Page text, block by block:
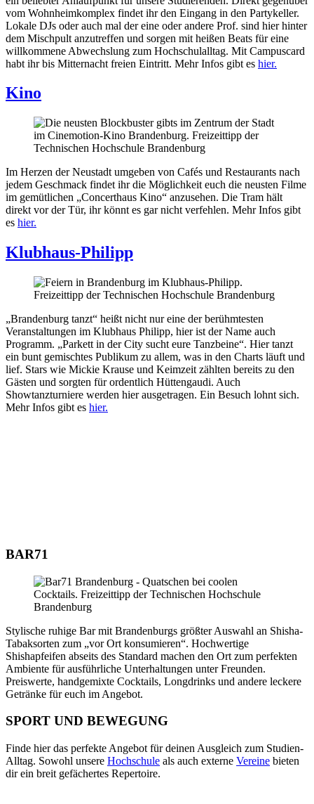
vom Wohnheimkomplex findet ihr den Eingang in den Partykeller.
Lokale DJs oder auch mal der eine oder andere Prof. sind hier hinter
dem Mischpult anzutreffen und sorgen mit heißen Beats für eine
willkommene Abwechslung zum Hochschulalltag. Mit Campuscard
habt ihr bis Mitternacht freien Eintritt. Mehr Infos gibt es hier.
Kino
Im Herzen der Neustadt umgeben von Cafés und Restaurants nach
jedem Geschmack findet ihr die Möglichkeit euch die neusten Filme
im gemütlichen „Concerthaus Kino“ anzusehen. Die Tram hält
direkt vor der Tür, ihr könnt es gar nicht verfehlen. Mehr Infos gibt
es hier.
Klubhaus-Philipp
„Brandenburg tanzt“ heißt nicht nur eine der berühmtesten
Veranstaltungen im Klubhaus Philipp, hier ist der Name auch
Programm. „Parkett in der City sucht eure Tanzbeine“. Hier tanzt
ein bunt gemischtes Publikum zu allem, was in den Charts läuft und
lief. Stars wie Mickie Krause und Keimzeit zählten bereits zu den
Gästen und sorgten für ordentlich Hüttengaudi. Auch
Showtanzturniere werden hier ausgetragen. Ein Besuch lohnt sich.
Mehr Infos gibt es hier.
BAR71
Stylische ruhige Bar mit Brandenburgs größter Auswahl an Shisha-
Tabaksorten zum „vor Ort konsumieren“. Hochwertige
Shishapfeifen abseits des Standard machen den Ort zum perfekten
Ambiente für ausführliche Unterhaltungen unter Freunden.
Preiswerte, handgemixte Cocktails, Longdrinks und andere leckere
Getränke für euch im Angebot.
SPORT UND BEWEGUNG
Finde hier das perfekte Angebot für deinen Ausgleich zum Studien-
Alltag. Sowohl unsere Hochschule als auch externe Vereine bieten
dir ein breit gefächertes Repertoire.